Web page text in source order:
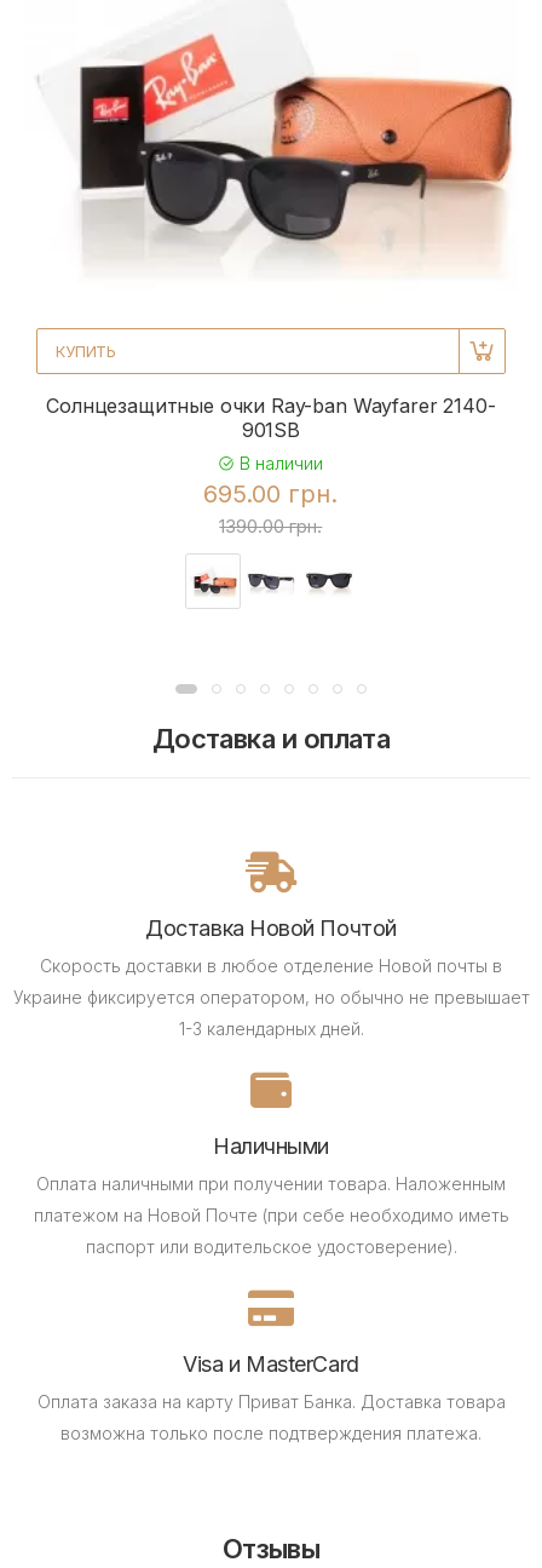
КУПИТЬ
Солнцезащитные очки Ray-ban Wayfarer 2140-
901SB
В наличии
695.00 грн.
1390.00 грн.
Доставка и оплата
Доставка Новой Почтой
Скорость доставки в любое отделение Новой почты в
Украине фиксируется оператором, но обычно не превышает
1-3 календарных дней.
Наличными
Оплата наличными при получении товара. Наложенным
платежом на Новой Почте (при себе необходимо иметь
паспорт или водительское удостоверение).
Visa и MasterCard
Оплата заказа на карту Приват Банка. Доставка товара
возможна только после подтверждения платежа.
Отзывы